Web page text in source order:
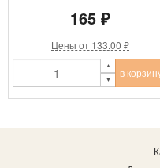
165 ₽
Цены от 133.00 ₽
в